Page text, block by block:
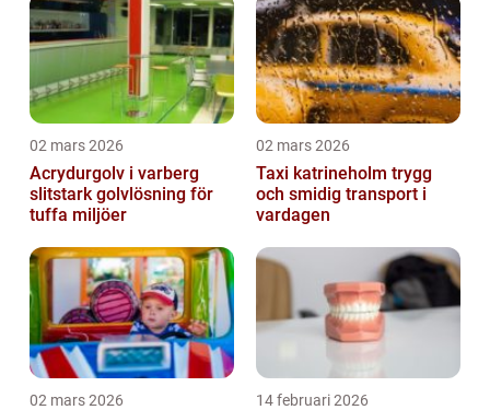
02 mars 2026
Acrydurgolv i varberg
slitstark golvlösning för
tuffa miljöer
02 mars 2026
Taxi katrineholm trygg
och smidig transport i
vardagen
02 mars 2026 14 februari 2026